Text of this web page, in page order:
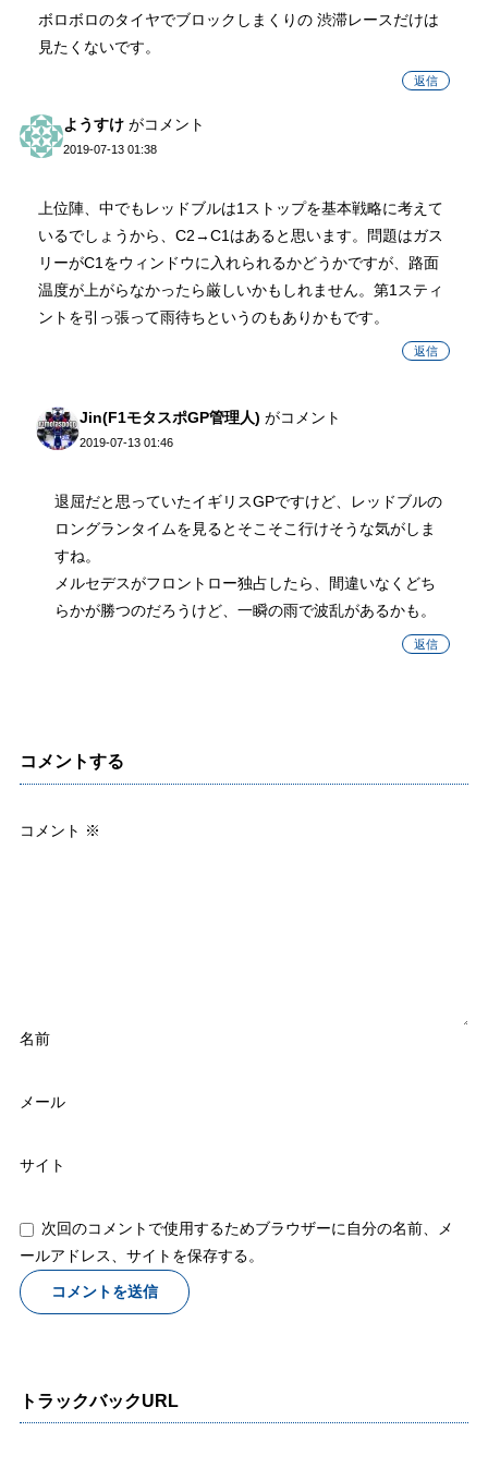
ボロボロのタイヤでブロックしまくりの 渋滞レースだけは
見たくないです。
返信
ようすけ がコメント
2019-07-13 01:38
上位陣、中でもレッドブルは1ストップを基本戦略に考えて
いるでしょうから、C2→C1はあると思います。問題はガス
リーがC1をウィンドウに入れられるかどうかですが、路面
温度が上がらなかったら厳しいかもしれません。第1スティ
ントを引っ張って雨待ちというのもありかもです。
返信
Jin(F1モタスポGP管理人) がコメント
2019-07-13 01:46
退屈だと思っていたイギリスGPですけど、レッドブルの
ロングランタイムを見るとそこそこ行けそうな気がしま
すね。
メルセデスがフロントロー独占したら、間違いなくどち
らかが勝つのだろうけど、一瞬の雨で波乱があるかも。
返信
コメントする
コメント ※
名前
メール
サイト
次回のコメントで使用するためブラウザーに自分の名前、メ
ールアドレス、サイトを保存する。
トラックバックURL